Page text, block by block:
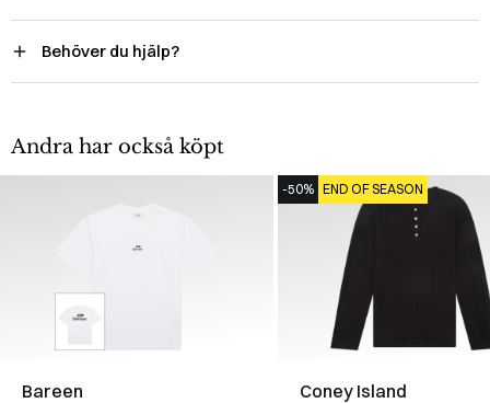
Behöver du hjälp?
Andra har också köpt
Bareen
-50% END OF SEASON
Coney Island